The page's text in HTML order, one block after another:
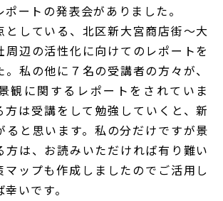
ートの発表会がありました。
としている、北区新大宮商店街〜大
周辺の活性化に向けてのレポートを
私の他に７名の受講者の方々が、
観に関するレポートをされていま
方は受講をして勉強していくと、新
ると思います。私の分だけですが景
方は、お読みいただければ有り難い
マップも作成しましたのでご活用し
いです。